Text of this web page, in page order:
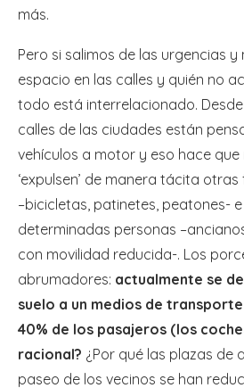
más.
Pero si salimos de las urgencias
espacio en las calles y quién no
todo está interrelacionado.
calles de las ciudades están
vehículos a motor y eso hace que
‘expulsen’ de manera tácita
–bicicletas, patinetes, peatones-
determinadas personas
con movilidad reducida-. Los
abrumadores: actualmente se
suelo a un medios de
40% de los pasajeros (los
racional? ¿Por qué las plazas de
paseo de los vecinos se han